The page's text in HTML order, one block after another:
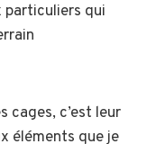
particuliers qui
cages, c’est leur
éléments que je